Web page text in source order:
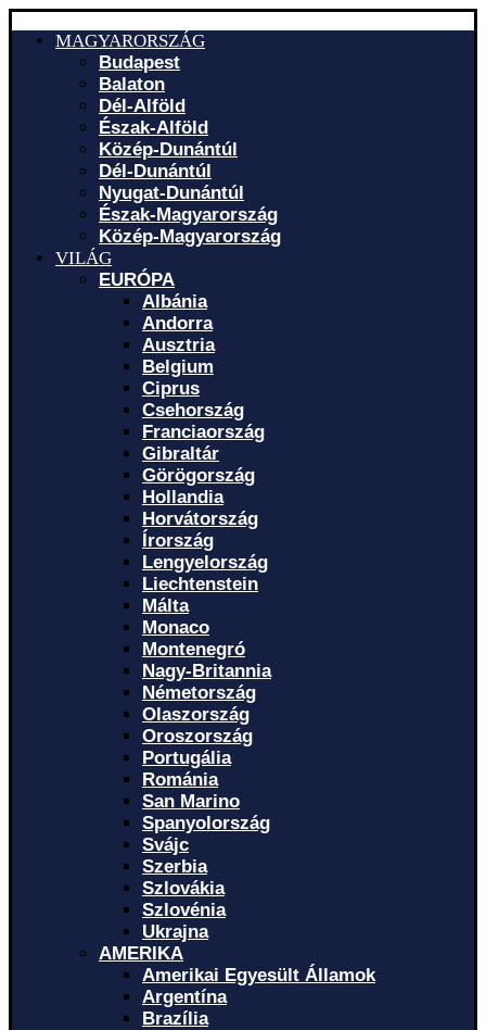
MAGYARORSZÁG
Budapest
Balaton
Dél-Alföld
Észak-Alföld
Közép-Dunántúl
Dél-Dunántúl
Nyugat-Dunántúl
Észak-Magyarország
Közép-Magyarország
VILÁG
EURÓPA
Albánia
Andorra
Ausztria
Belgium
Ciprus
Csehország
Franciaország
Gibraltár
Görögország
Hollandia
Horvátország
Írország
Lengyelország
Liechtenstein
Málta
Monaco
Montenegró
Nagy-Britannia
Németország
Olaszország
Oroszország
Portugália
Románia
San Marino
Spanyolország
Svájc
Szerbia
Szlovákia
Szlovénia
Ukrajna
AMERIKA
Amerikai Egyesült Államok
Argentína
Brazília